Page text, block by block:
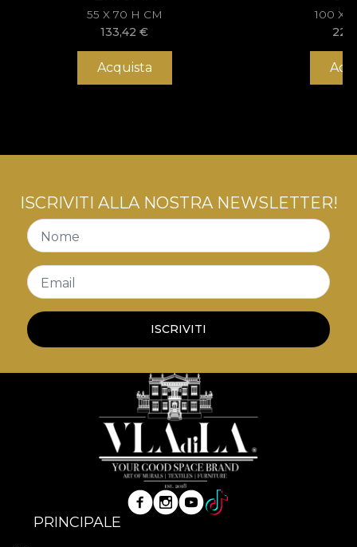
55 X 70 H CM
133,42€
Acquista
100 X
ISCRIVITI ALLA NOSTRA NEWSLETTER!
Nome
Email
ISCRIVITI
PRINCIPALE